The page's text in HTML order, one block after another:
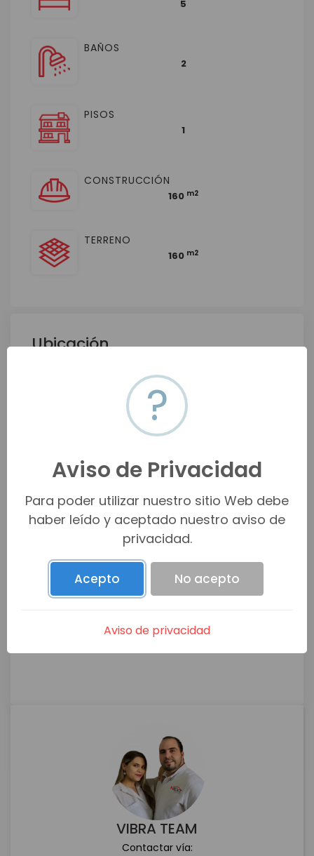
5
BAÑOS
2
PISOS
1
CONSTRUCCIÓN
160 m2
TERRENO
160 m2
Ubicación
VIBRA TEAM
Contactar vía:
?
Aviso de Privacidad
Para poder utilizar nuestro sitio Web debe
haber leído y aceptado nuestro aviso de
privacidad.
Acepto No acepto
Aviso de privacidad